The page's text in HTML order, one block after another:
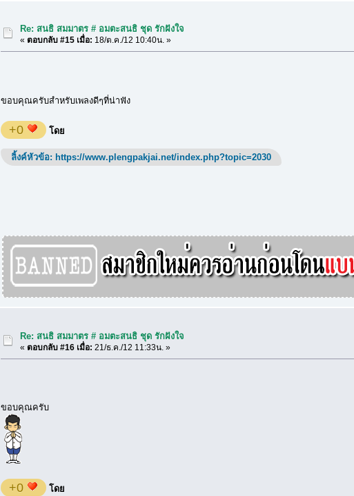
Re: สนธิ สมมาตร # อมตะสนธิ ชุด รักฝังใจ
«ตอบกลับ #15 เมื่อ: 18/ต.ค./12 10:40น. »
ขอบคุณครับสำหรับเพลงดีๆที่น่าฟัง
+0 โดย
ลิ้งค์หัวข้อ: https://www.plengpakjai.net/index.php?topic=2030
Re: สนธิ สมมาตร # อมตะสนธิ ชุด รักฝังใจ
«ตอบกลับ #16 เมื่อ: 21/ธ.ค./12 11:33น. »
ขอบคุณครับ
+0 โดย